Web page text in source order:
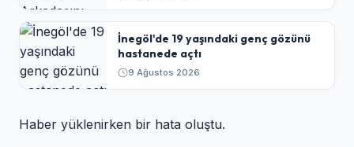
İnegöl'de 19 yaşındaki genç gözünü
hastanede açtı
9 Ağustos 2026
Haber yüklenirken bir hata oluştu.